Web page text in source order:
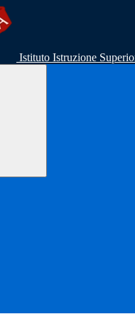
Istituto Istruzione